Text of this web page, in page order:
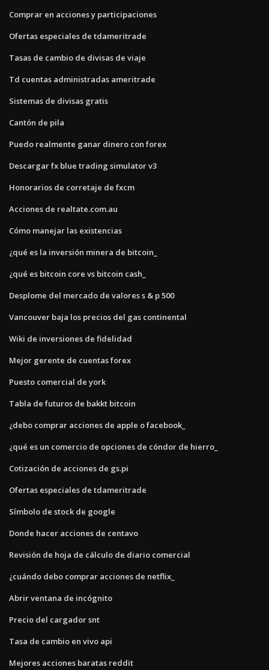
Comprar en acciones y participaciones
Ofertas especiales de tdameritrade
Tasas de cambio de divisas de viaje
Td cuentas administradas ameritrade
Sistemas de divisas gratis
Cantón de pila
Puedo realmente ganar dinero con forex
Descargar fx blue trading simulator v3
Honorarios de corretaje de fxcm
Acciones de realtate.com.au
Cómo manejar las existencias
¿qué es la inversión minera de bitcoin_
¿qué es bitcoin core vs bitcoin cash_
Desplome del mercado de valores s & p 500
Vancouver baja los precios del gas continental
Wiki de inversiones de fidelidad
Mejor gerente de cuentas forex
Puesto comercial de york
Tabla de futuros de bakkt bitcoin
¿debo comprar acciones de apple o facebook_
¿qué es un comercio de opciones de cóndor de hierro_
Cotización de acciones de gs.pi
Ofertas especiales de tdameritrade
Símbolo de stock de google
Donde hacer acciones de centavo
Revisión de hoja de cálculo de diario comercial
¿cuándo debo comprar acciones de netflix_
Abrir ventana de incógnito
Precio del cargador snt
Tasa de cambio en vivo api
Mejores acciones baratas reddit